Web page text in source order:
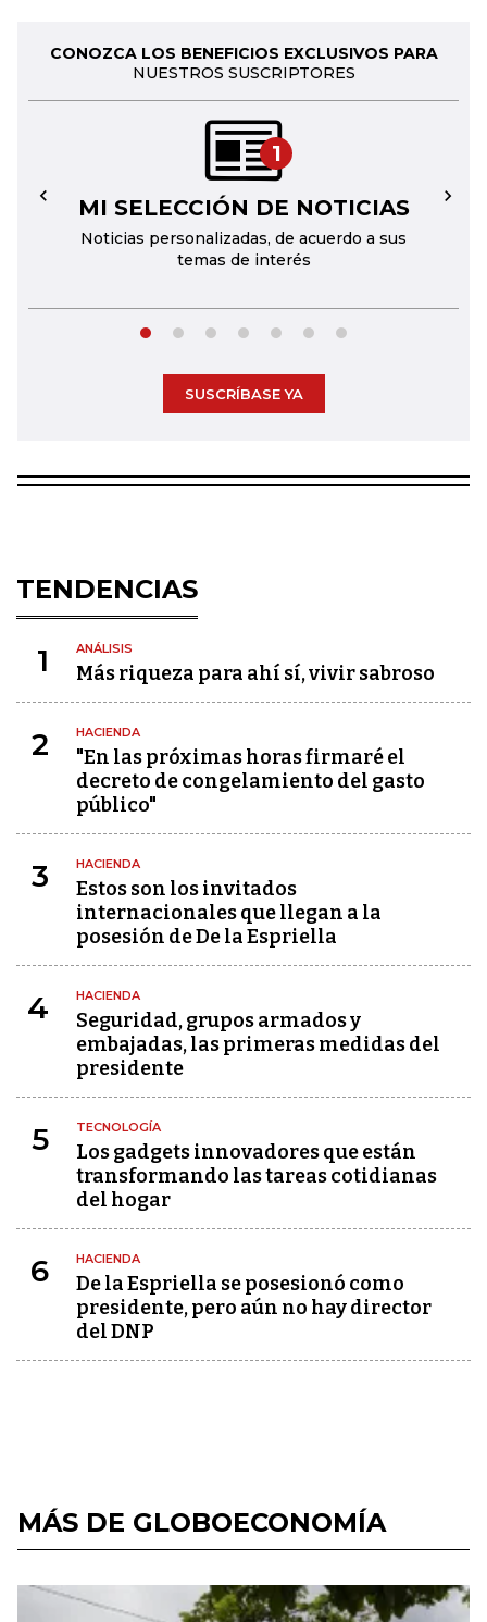
CONOZCA LOS BENEFICIOS EXCLUSIVOS PARA
NUESTROS SUSCRIPTORES
1
MI SELECCIÓN DE NOTICIAS
Noticias personalizadas, de acuerdo a sus
temas de interés
← →
SUSCRÍBASE YA
TENDENCIAS
1 ANÁLISIS
Más riqueza para ahí sí, vivir sabroso
2 HACIENDA
"En las próximas horas firmaré el
decreto de congelamiento del gasto
público"
3 HACIENDA
Estos son los invitados
internacionales que llegan a la
posesión de De la Espriella
4 HACIENDA
Seguridad, grupos armados y
embajadas, las primeras medidas del
presidente
5 TECNOLOGÍA
Los gadgets innovadores que están
transformando las tareas cotidianas
del hogar
6 HACIENDA
De la Espriella se posesionó como
presidente, pero aún no hay director
del DNP
MÁS DE GLOBOECONOMÍA